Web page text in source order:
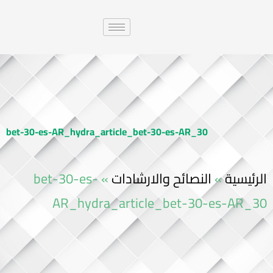
bet-30-es-AR_hydra_article_bet-30-es-AR_30
الرئيسية»النصائح والارشادات»
bet-30-es-
AR_hydra_article_bet-30-es-AR_30